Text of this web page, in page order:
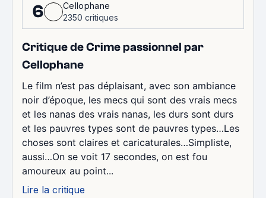
6
Cellophane
2350 critiques
Critique de Crime passionnel par
Cellophane
Le film n’est pas déplaisant, avec son ambiance
noir d’époque, les mecs qui sont des vrais mecs
et les nanas des vrais nanas, les durs sont durs
et les pauvres types sont de pauvres types…Les
choses sont claires et caricaturales…Simpliste,
aussi…On se voit 17 secondes, on est fou
amoureux au point...
Lire la critique